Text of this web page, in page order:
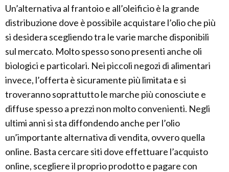
Un’alternativa al frantoio e all’oleificio è la grande
distribuzione dove è possibile acquistare l’olio che più
si desidera scegliendo tra le varie marche disponibili
sul mercato. Molto spesso sono presenti anche oli
biologici e particolari. Nei piccoli negozi di alimentari
invece, l’offerta è sicuramente più limitata e si
troveranno soprattutto le marche più conosciute e
diffuse spesso a prezzi non molto convenienti. Negli
ultimi anni si sta diffondendo anche per l’olio
un’importante alternativa di vendita, ovvero quella
online. Basta cercare siti dove effettuare l’acquisto
online, scegliere il proprio prodotto e pagare con